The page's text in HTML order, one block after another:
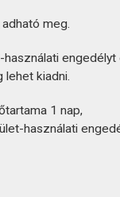
meg.
engedélyt
kiadni.
1 nap,
használati